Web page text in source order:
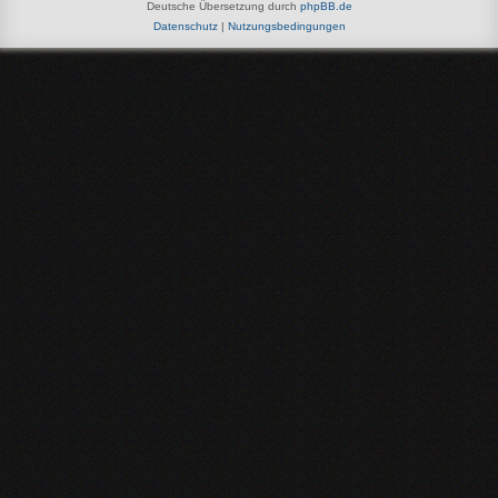
Deutsche Übersetzung durch phpBB.de
Datenschutz| Nutzungsbedingungen